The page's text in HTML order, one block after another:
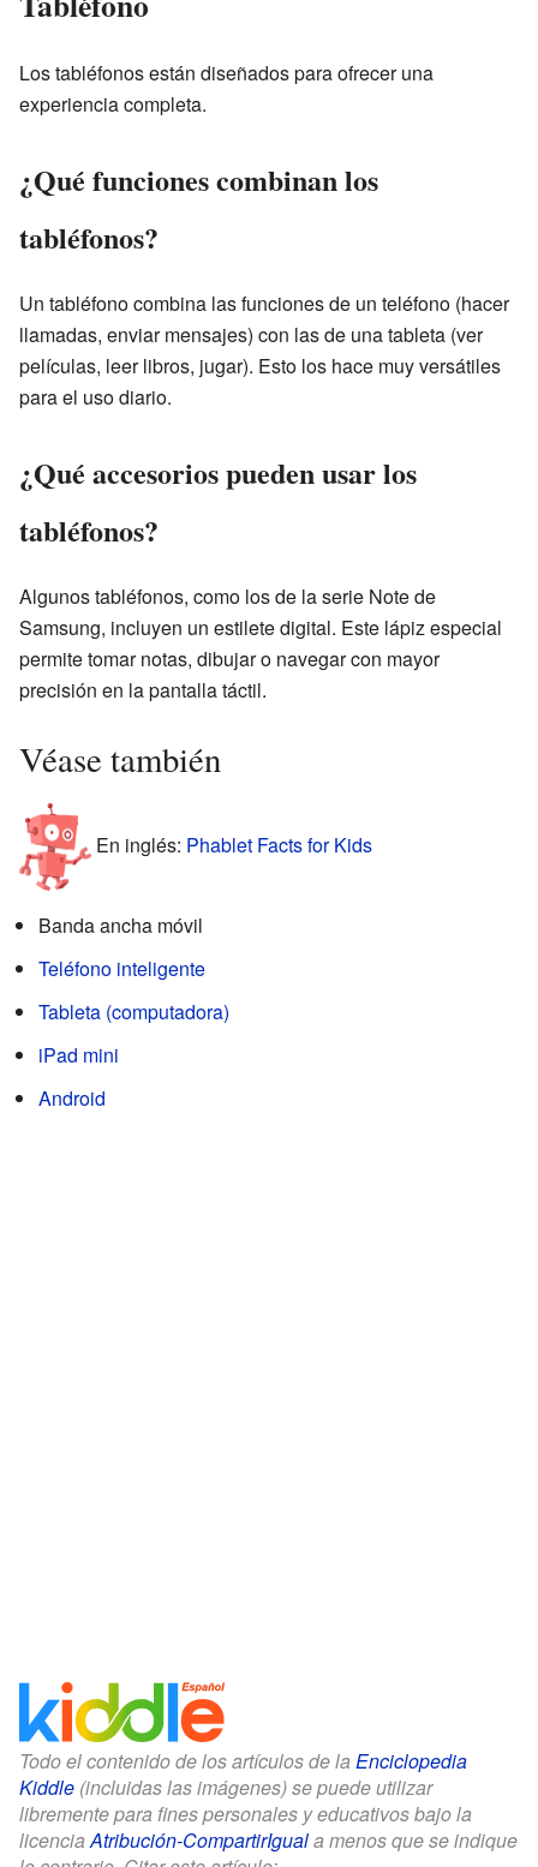
Los tabléfonos están diseñados para ofrecer una
experiencia completa.
¿Qué funciones combinan los
tabléfonos?
Un tabléfono combina las funciones de un teléfono (hacer
llamadas, enviar mensajes) con las de una tableta (ver
películas, leer libros, jugar). Esto los hace muy versátiles
para el uso diario.
¿Qué accesorios pueden usar los
tabléfonos?
Algunos tabléfonos, como los de la serie Note de
Samsung, incluyen un estilete digital. Este lápiz especial
permite tomar notas, dibujar o navegar con mayor
precisión en la pantalla táctil.
Véase también
En inglés: Phablet Facts for Kids
Banda ancha móvil
Teléfono inteligente
Tableta (computadora)
iPad mini
Android
Todo el contenido de los artículos de la Enciclopedia
Kiddle (incluidas las imágenes) se puede utilizar
libremente para fines personales y educativos bajo la
licencia Atribución-CompartirIguala menos que se indique